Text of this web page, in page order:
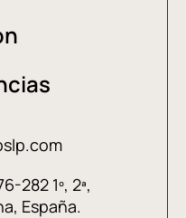
282 1º, 2ª,
España.